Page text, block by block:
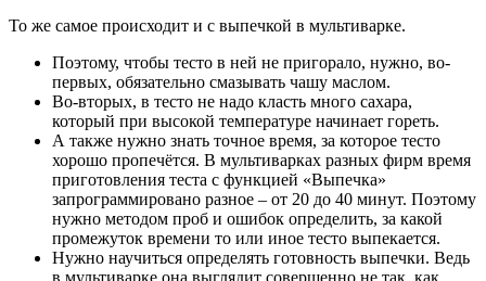
То же самое происходит и с выпечкой в мультиварке.
Поэтому, чтобы тесто в ней не пригорало, нужно, во-
первых, обязательно смазывать чашу маслом.
Во-вторых, в тесто не надо класть много сахара,
который при высокой температуре начинает гореть.
А также нужно знать точное время, за которое тесто
хорошо пропечётся. В мультиварках разных фирм время
приготовления теста с функцией «Выпечка»
запрограммировано разное – от 20 до 40 минут. Поэтому
нужно методом проб и ошибок определить, за какой
промежуток времени то или иное тесто выпекается.
Нужно научиться определять готовность выпечки. Ведь
в мультиварке она выглядит совершенно не так, как